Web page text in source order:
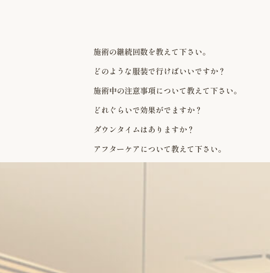
施術の継続回数を教えて下さい。
どのような服装で行けばいいですか？
施術中の注意事項について教えて下さい。
どれぐらいで効果がでますか？
ダウンタイムはありますか？
アフターケアについて教えて下さい。